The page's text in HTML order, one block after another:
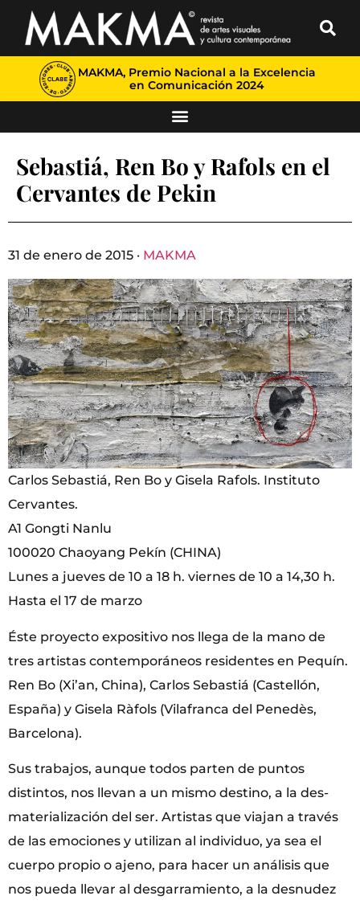
MAKMA, Premio Nacional a la Excelencia
en Comunicación 2024
Sebastiá, Ren Bo y Rafols en el
Cervantes de Pekin
31 de enero de 2015 · MAKMA
Carlos Sebastiá, Ren Bo y Gisela Rafols. Instituto
Cervantes.
A1 Gongti Nanlu
100020 Chaoyang Pekín (CHINA)
Lunes a jueves de 10 a 18 h. viernes de 10 a 14,30 h.
Hasta el 17 de marzo
Éste proyecto expositivo nos llega de la mano de
tres artistas contemporáneos residentes en Pequín.
Ren Bo (Xi’an, China), Carlos Sebastiá (Castellón,
España) y Gisela Ràfols (Vilafranca del Penedès,
Barcelona).
Sus trabajos, aunque todos parten de puntos
distintos, nos llevan a un mismo destino, a la des-
materialización del ser. Artistas que viajan a través
de las emociones y utilizan al individuo, ya sea el
cuerpo propio o ajeno, para hacer un análisis que
nos pueda llevar al desgarramiento, a la desnudez